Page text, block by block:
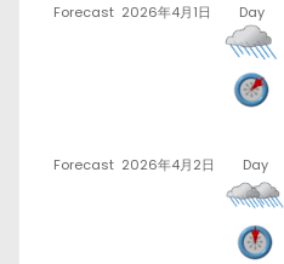
Forecast 2026年4月1日 Day
Forecast 2026年4月2日 Day